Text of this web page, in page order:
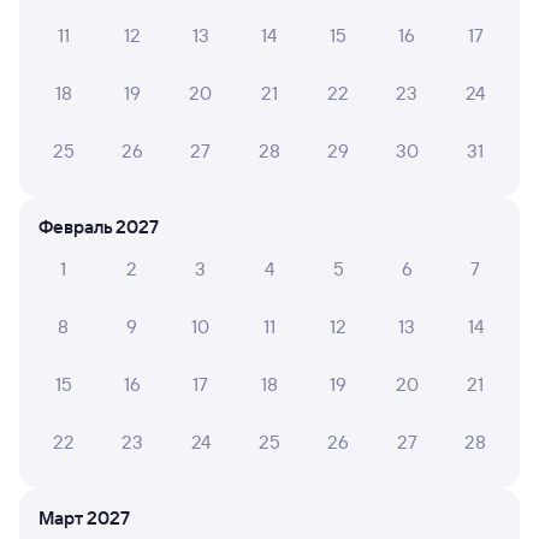
Выбор любимых мест на схемах вагонов
Поездка отличная, проводники суппер, 11 вагон на
На стоянке закрыли Био туалет, вагон чистый
11 12 13 14 15 16 17
18 19 20 21 22 23 24
25 26 27 28 29 30 31
Февраль 2027
1
2 3 4 5 6 7
8 9 10 11 12 13 14
15 16 17 18 19 20 21
22 23 24 25 26 27 28
Март 2027